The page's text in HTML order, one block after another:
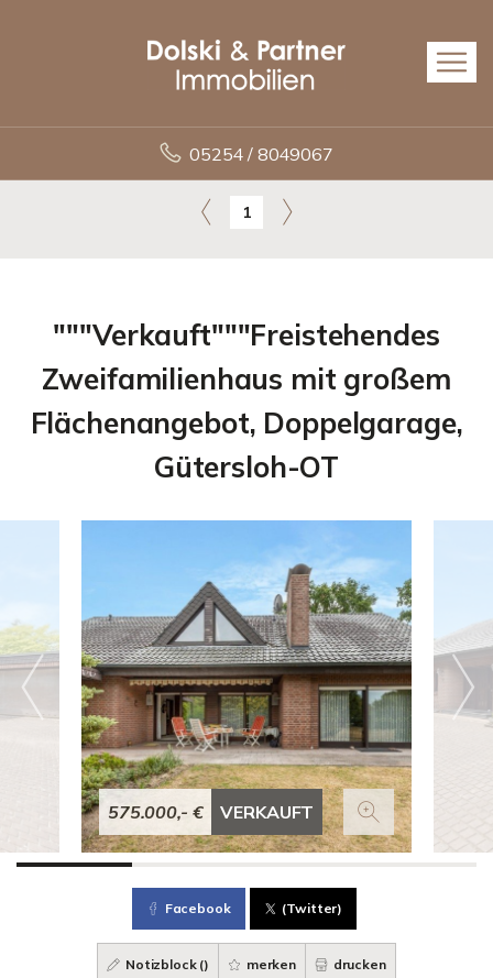
05254 / 8049067
1
"""Verkauft"""Freistehendes
Zweifamilienhaus mit großem
Flächenangebot, Doppelgarage,
Gütersloh-OT
575.000,- € VERKAUFT
Facebook (Twitter)
Notizblock () merken drucken